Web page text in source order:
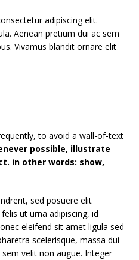
adipiscing elit.
Vivamus blandit ornare elit
to avoid a wall-of-text
possible, illustrate
in other words: show,
sed posuere elit
ut urna adipiscing, id
eleifend sit amet ligula sed
scelerisque, massa dui
velit non augue. Integer